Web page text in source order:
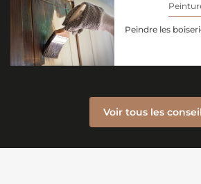
Peindre les
Voir tous les